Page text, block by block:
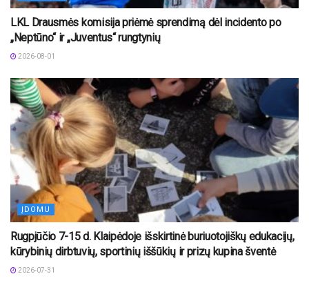
LKL Drausmės komisija priėmė sprendimą dėl incidento po
„Neptūno“ ir „Juventus“ rungtynių
2026-08-01
ĮDOMU
Rugpjūčio 7-15 d. Klaipėdoje išskirtinė buriuotojiškų edukacijų,
kūrybinių dirbtuvių, sportinių iššūkių ir prizų kupina šventė
2026-07-31